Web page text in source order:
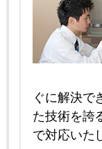
ぐに解決で
た技術を誇
で対応いた